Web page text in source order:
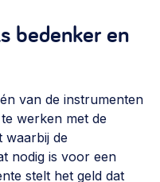
bedenker en
van de instrumenten
werken met de
waarbij de
nodig is voor een
stelt het geld dat